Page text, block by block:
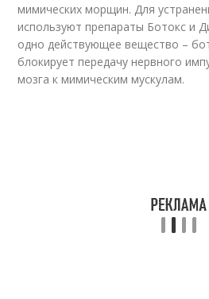
мимических морщин. Для
используют препараты Ботокс и
одно действующее вещество –
блокирует передачу нервного
мозга к мимическим мускулам.